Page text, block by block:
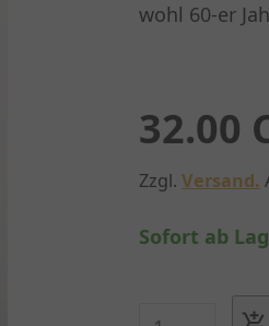
wohl 60-er
32.00
Zzgl.Versand.
Sofort ab